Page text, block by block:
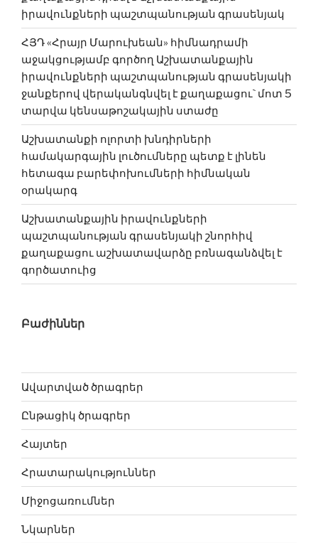
իրավունքների պաշտպանության գրասենյակ
ՀՅԴ «Հրայր Մարուխեան» հիմնադրամի
աջակցությամբ գործող Աշխատանքային
իրավունքների պաշտպանության գրասենյակի
ջանքերով վերականգնվել է քաղաքացու` մոտ 5
տարվա կենսաթոշակային ստաժը
Աշխատանքի ոլորտի խնդիրների
համակարգային լուծումները պետք է լինեն
հետագա բարեփոխում­ների հիմնական
օրակարգ
Աշխատանքային իրավունքների
պաշտպանության գրասենյակի շնորհիվ
քաղաքացու աշխատավարձը բռնագանձվել է
գործատուից
Բաժիններ
Ավարտված ծրագրեր
Ընթացիկ ծրագրեր
Հայտեր
Հրատարակություններ
Միջոցառումներ
Նկարներ